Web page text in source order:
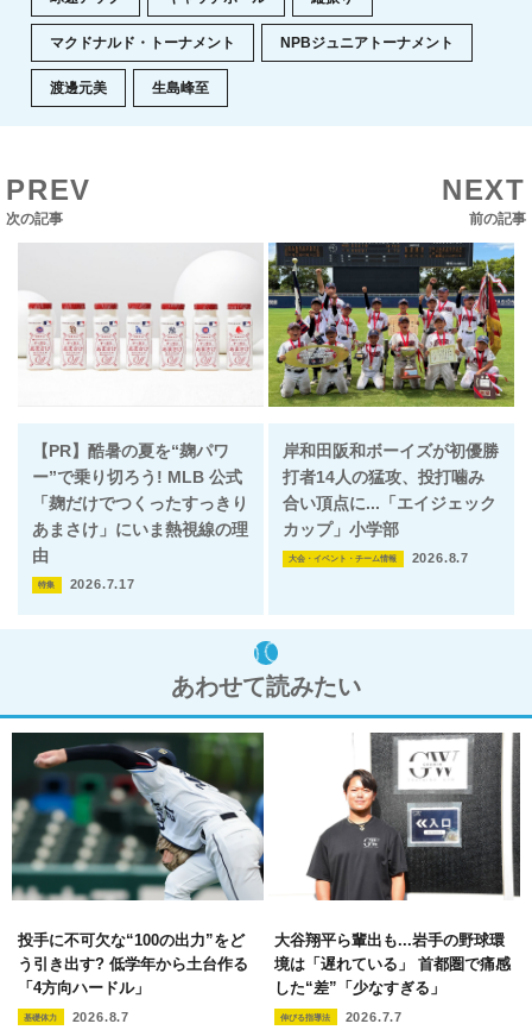
マクドナルド・トーナメント NPBジュニアトーナメント
渡邊元美 生島峰至
PREV
次の記事
NEXT
前の記事
【PR】酷暑の夏を“麹パワ
ー”で乗り切ろう! MLB 公式
「麹だけでつくったすっきり
あまさけ」にいま熱視線の理
由
特集 2026.7.17
岸和田阪和ボーイズが初優勝
打者14人の猛攻、投打噛み
合い頂点に...「エイジェック
カップ」小学部
大会・イベント・チーム情報 2026.8.7
あわせて読みたい
投手に不可欠な“100の出力”をど
う引き出す? 低学年から土台作る
「4方向ハードル」
基礎体力 2026.8.7
大谷翔平ら輩出も...岩手の野球環
境は「遅れている」 首都圏で痛感
した“差”「少なすぎる」
伸びる指導法 2026.7.7